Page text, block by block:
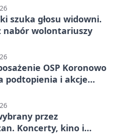
szuka głosu widowni.
nabór wolontariuszy
OSP Koronowo
podtopienia i akcje
przez
Koncerty, kino i